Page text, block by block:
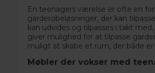
En teenagers værelse er ofte en
garderobeløsninger, der kan
kan udvides og tilpasses i takt
giver mulighed for at tilpasse
muligt at skabe et rum, der både
Møbler der vokser med